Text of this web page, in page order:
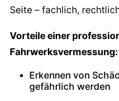
Seite – fachlich,
Vorteile einer
Fahrwerksvermessung:
Erkennen von
gefährlich werden